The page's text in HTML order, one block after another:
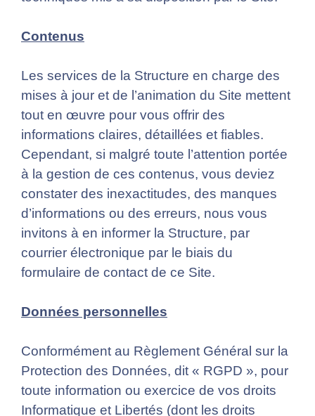
Contenus
Les services de la Structure en charge des
mises à jour et de l’animation du Site mettent
tout en œuvre pour vous offrir des
informations claires, détaillées et fiables.
Cependant, si malgré toute l’attention portée
à la gestion de ces contenus, vous deviez
constater des inexactitudes, des manques
d’informations ou des erreurs, nous vous
invitons à en informer la Structure, par
courrier électronique par le biais du
formulaire de contact de ce Site.
Données personnelles
Conformément au Règlement Général sur la
Protection des Données, dit « RGPD », pour
toute information ou exercice de vos droits
Informatique et Libertés (dont les droits